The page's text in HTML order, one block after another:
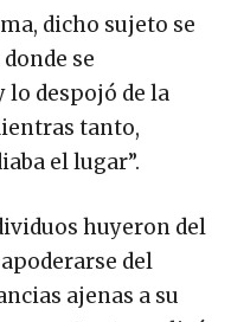
dicho sujeto se
se
despojó de la
tanto,
el lugar”.
huyeron del
del
ajenas a su